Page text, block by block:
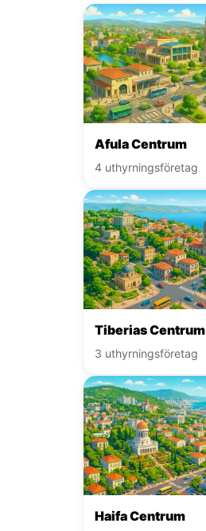
Afula Centrum
4 uthyrningsföretag
Tiberias Centrum
3 uthyrningsföretag
Haifa Centrum